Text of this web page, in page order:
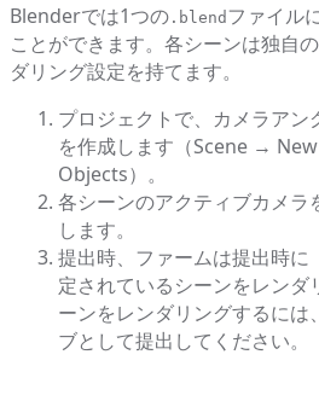
Blenderでは1つの .blend ファイル
ことができます。各シーンは独自
ダリング設定を持てます。
プロジェクトで、カメラアン
を作成します（Scene →
Objects）。
各シーンのアクティブカメラ
します。
提出時、ファームは提出時に
定されているシーンをレンダ
ーンをレンダリングするには
ブとして提出してください。